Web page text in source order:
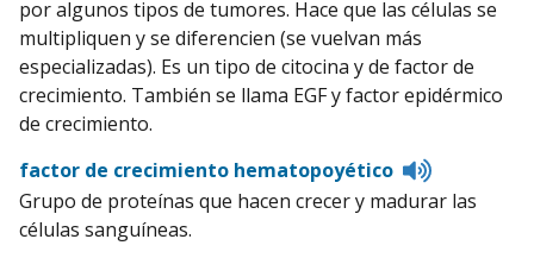
por algunos tipos de tumores. Hace que las células se
multipliquen y se diferencien (se vuelvan más
especializadas). Es un tipo de citocina y de factor de
crecimiento. También se llama EGF y factor epidérmico
de crecimiento.
factor de crecimiento hematopoyético
Listen
Grupo de proteínas que hacen crecer y madurar las
células sanguíneas.